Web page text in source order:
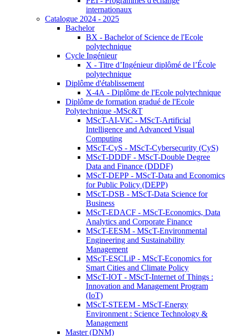
internationaux
Catalogue 2024 - 2025
Bachelor
BX - Bachelor of Science de l'Ecole
polytechnique
Cycle Ingénieur
X - Titre d’Ingénieur diplômé de l’École
polytechnique
Diplôme d'établissement
X-4A - Diplôme de l'Ecole polytechnique
Diplôme de formation gradué de l'Ecole
Polytechnique -MSc&T
MScT-AI-ViC - MScT-Artificial
Intelligence and Advanced Visual
Computing
MScT-CyS - MScT-Cybersecurity (CyS)
MScT-DDDF - MScT-Double Degree
Data and Finance (DDDF)
MScT-DEPP - MScT-Data and Economics
for Public Policy (DEPP)
MScT-DSB - MScT-Data Science for
Business
MScT-EDACF - MScT-Economics, Data
Analytics and Corporate Finance
MScT-EESM - MScT-Environmental
Engineering and Sustainability
Management
MScT-ESCLiP - MScT-Economics for
Smart Cities and Climate Policy
MScT-IOT - MScT-Internet of Things :
Innovation and Management Program
(IoT)
MScT-STEEM - MScT-Energy
Environment : Science Technology &
Management
Master (DNM)